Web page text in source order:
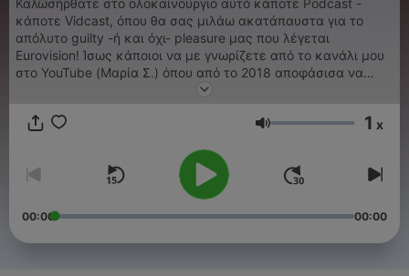
Καλωσήρθατε στο ολοκαίνουργιο αυτό κάποτε Podcast -
κάποτε Vidcast, όπου θα σας μιλάω ακατάπαυστα για το
απόλυτο guilty -ή και όχι- pleasure μας που λέγεται
Eurovision! Ίσως κάποιοι να με γνωρίζετε από το κανάλι μου
στο YouTube (Μαρία Σ.) όπου από το 2018 αποφάσισα να
κάνω reactions στα τραγούδια που στέλνει η Ελλάδα στην
μέχρι και να ζήσω την Eurovision από κοντά. Και όπως
εκεί. Συνεχίζεται με αυτό εδώ το Podcast. Όσοι πιστοί
Eurofans προσέλθετε!
Ένταση 1 x
00:00 00:00